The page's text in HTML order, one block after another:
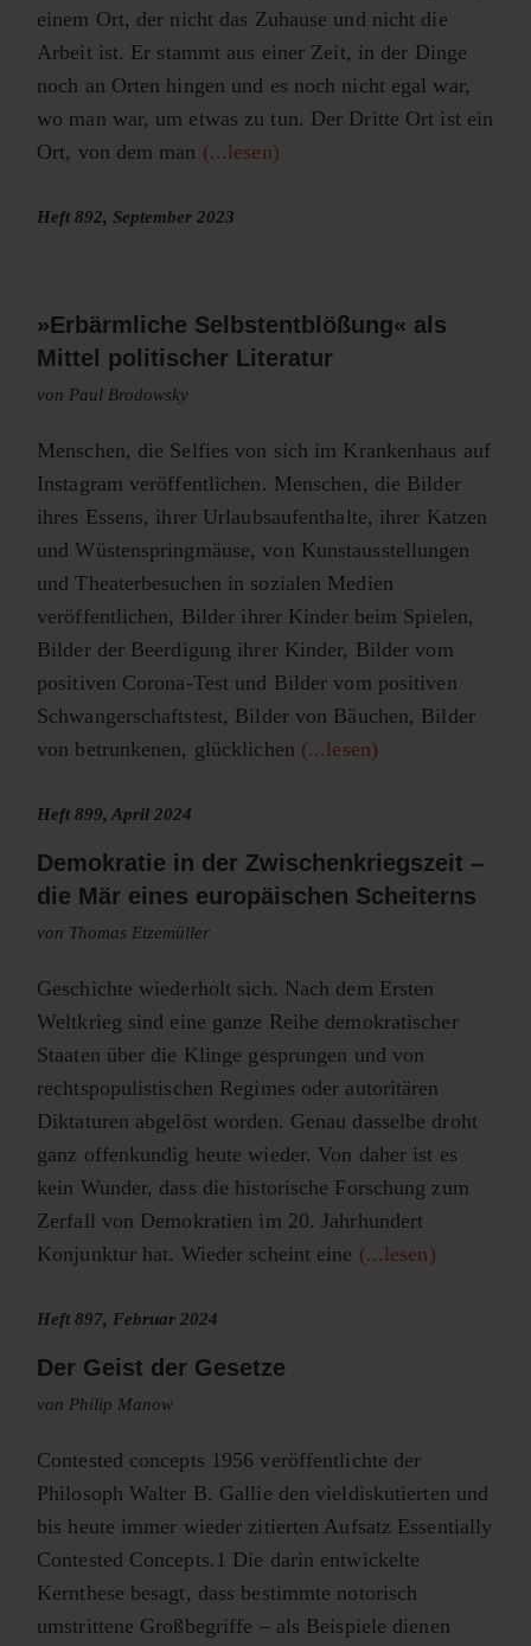
einem Ort, der nicht das Zuhause und nicht die
Arbeit ist. Er stammt aus einer Zeit, in der Dinge
noch an Orten hingen und es noch nicht egal war,
wo man war, um etwas zu tun. Der Dritte Ort ist ein
Ort, von dem man (...lesen)
Heft 892, September 2023
»Erbärmliche Selbstentblößung« als
Mittel politischer Literatur
von Paul Brodowsky
Menschen, die Selfies von sich im Krankenhaus auf
Instagram veröffentlichen. Menschen, die Bilder
ihres Essens, ihrer Urlaubsaufenthalte, ihrer Katzen
und Wüstenspringmäuse, von Kunstausstellungen
und Theaterbesuchen in sozialen Medien
veröffentlichen, Bilder ihrer Kinder beim Spielen,
Bilder der Beerdigung ihrer Kinder, Bilder vom
positiven Corona-Test und Bilder vom positiven
Schwangerschaftstest, Bilder von Bäuchen, Bilder
von betrunkenen, glücklichen (...lesen)
Heft 899, April 2024
Demokratie in der Zwischenkriegszeit –
die Mär eines europäischen Scheiterns
von Thomas Etzemüller
Geschichte wiederholt sich. Nach dem Ersten
Weltkrieg sind eine ganze Reihe demokratischer
Staaten über die Klinge gesprungen und von
rechtspopulistischen Regimes oder autoritären
Diktaturen abgelöst worden. Genau dasselbe droht
ganz offenkundig heute wieder. Von daher ist es
kein Wunder, dass die historische Forschung zum
Zerfall von Demokratien im 20. Jahrhundert
Konjunktur hat. Wieder scheint eine (...lesen)
Heft 897, Februar 2024
Der Geist der Gesetze
von Philip Manow
Contested concepts 1956 veröffentlichte der
Philosoph Walter B. Gallie den vieldiskutierten und
bis heute immer wieder zitierten Aufsatz Essentially
Contested Concepts.1 Die darin entwickelte
Kernthese besagt, dass bestimmte notorisch
umstrittene Großbegriffe – als Beispiele dienen